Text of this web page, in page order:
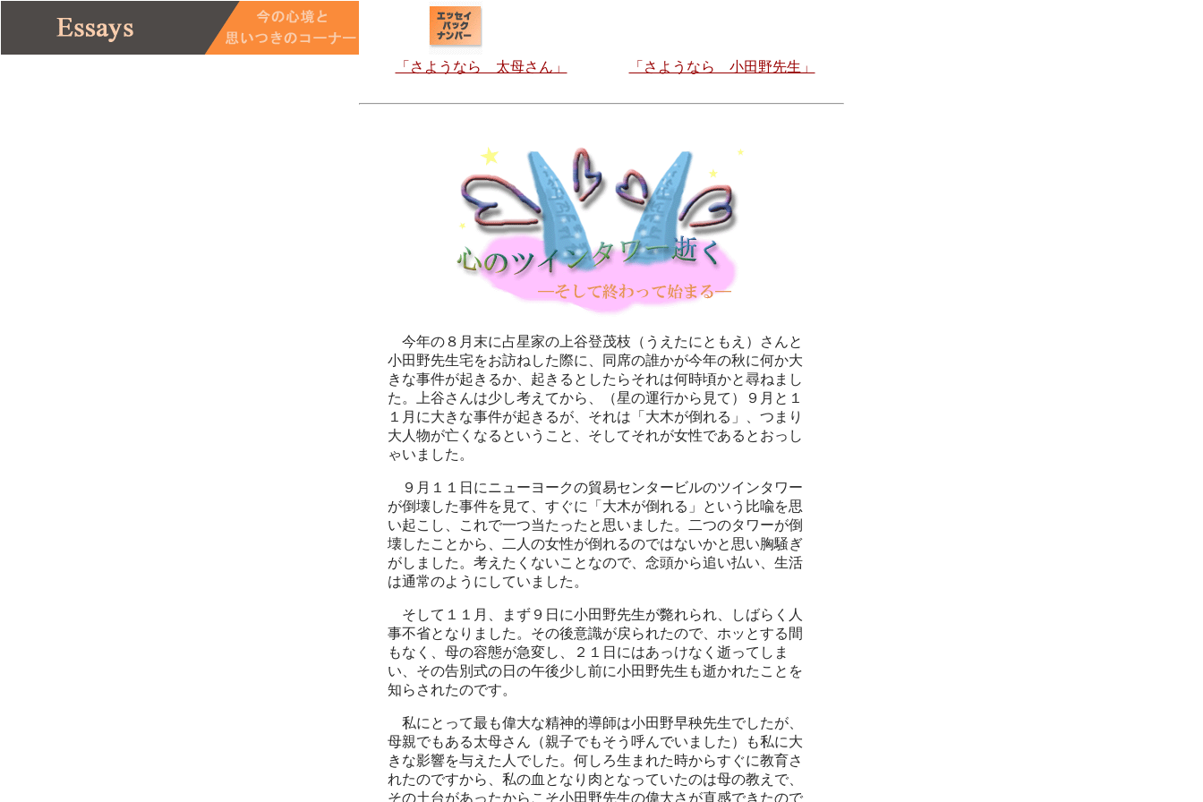
「さようなら 太母さん」 「さようなら 小田野先生」
今年の８月末に占星家の上谷登茂枝（うえたにともえ）さんと
小田野先生宅をお訪ねした際に、同席の誰かが今年の秋に何か大
きな事件が起きるか、起きるとしたらそれは何時頃かと尋ねまし
た。上谷さんは少し考えてから、（星の運行から見て）９月と１
１月に大きな事件が起きるが、それは「大木が倒れる」、つまり
大人物が亡くなるということ、そしてそれが女性であるとおっし
ゃいました。
９月１１日にニューヨークの貿易センタービルのツインタワー
が倒壊した事件を見て、すぐに「大木が倒れる」という比喩を思
い起こし、これで一つ当たったと思いました。二つのタワーが倒
壊したことから、二人の女性が倒れるのではないかと思い胸騒ぎ
がしました。考えたくないことなので、念頭から追い払い、生活
は通常のようにしていました。
そして１１月、まず９日に小田野先生が斃れられ、しばらく人
事不省となりました。その後意識が戻られたので、ホッとする間
もなく、母の容態が急変し、２１日にはあっけなく逝ってしま
い、その告別式の日の午後少し前に小田野先生も逝かれたことを
知らされたのです。
私にとって最も偉大な精神的導師は小田野早秧先生でしたが、
母親でもある太母さん（親子でもそう呼んでいました）も私に大
きな影響を与えた人でした。何しろ生まれた時からすぐに教育さ
れたのですから、私の血となり肉となっていたのは母の教えで、
その土台があったからこそ小田野先生の偉大さが直感できたので